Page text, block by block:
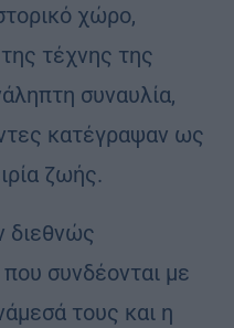
χώρο,
τέχνης της
συναυλία,
κατέγραψαν ως
ζωής.
διεθνώς
συνδέονται με
τους και η